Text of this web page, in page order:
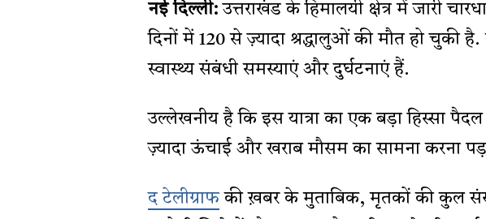
नई दिल्ली: उत्तराखंड के हिमालयी क्षेत्र में जारी
दिनों में 120 से ज़्यादा श्रद्धालुओं की मौत हो चुकी
स्वास्थ्य संबंधी समस्याएं और दुर्घटनाएं हैं.
उल्लेखनीय है कि इस यात्रा का एक बड़ा हिस्सा
ज़्यादा ऊंचाई और खराब मौसम का सामना करना
द टेलीग्राफकी ख़बर के मुताबिक, मृतकों की कुल